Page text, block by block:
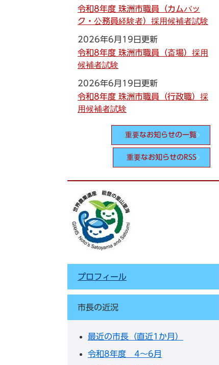
令和8年度 珠洲市職員（カムバッ
ク・公務員経験者）採用候補者試験
2026年6月19日更新
令和8年度 珠洲市職員（斎場）採用
候補者試験
2026年6月19日更新
令和8年度 珠洲市職員（行政職）採
用候補者試験
重要なお知らせの一覧
重要なお知らせのRSS
プロフィール
市長の近況
最近の市長（直近1か月）
令和8年度 4～6月